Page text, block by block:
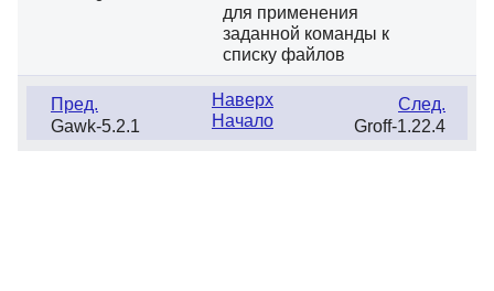
для применения
заданной команды к
списку файлов
Пред.
Gawk-5.2.1
След.
Groff-1.22.4
Наверх
Начало